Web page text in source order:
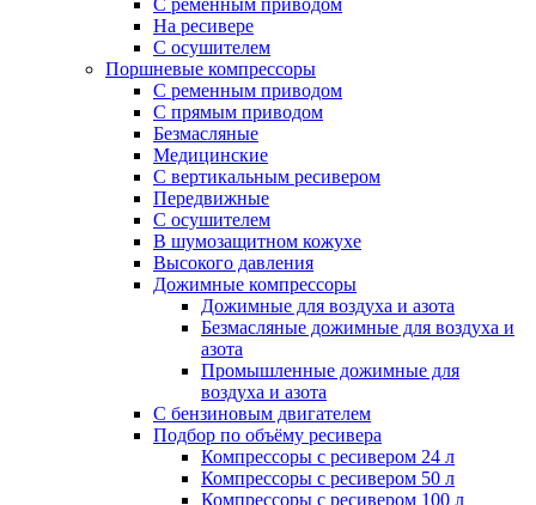
С ременным приводом
На ресивере
С осушителем
Поршневые компрессоры
С ременным приводом
С прямым приводом
Безмасляные
Медицинские
С вертикальным ресивером
Передвижные
С осушителем
В шумозащитном кожухе
Высокого давления
Дожимные компрессоры
Дожимные для воздуха и азота
Безмасляные дожимные для воздуха и
азота
Промышленные дожимные для
воздуха и азота
С бензиновым двигателем
Подбор по объёму ресивера
Компрессоры с ресивером 24 л
Компрессоры с ресивером 50 л
Компрессоры с ресивером 100 л